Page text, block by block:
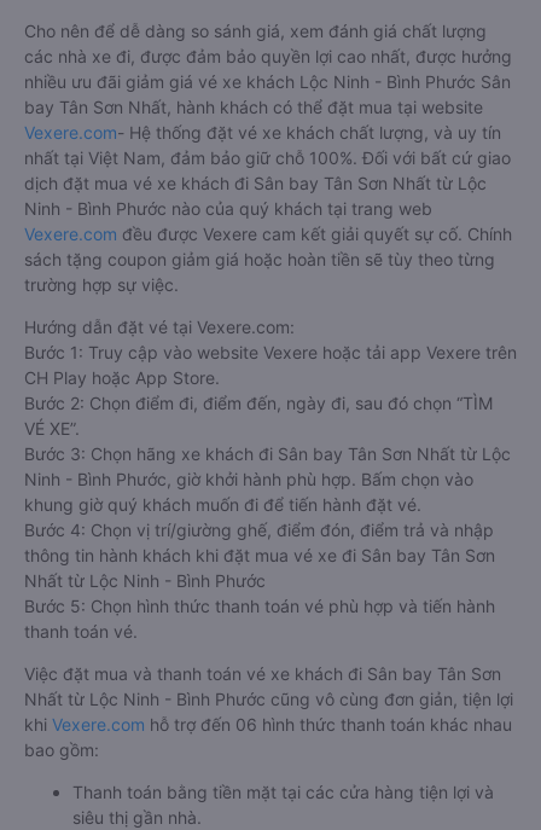
Cho nên để dễ dàng so sánh giá, xem đánh giá chất lượng
các nhà xe đi, được đảm bảo quyền lợi cao nhất, được hưởng
nhiều ưu đãi giảm giá vé xe khách Lộc Ninh - Bình Phước Sân
bay Tân Sơn Nhất, hành khách có thể đặt mua tại website
Vexere.com- Hệ thống đặt vé xe khách chất lượng, và uy tín
nhất tại Việt Nam, đảm bảo giữ chỗ 100%. Đối với bất cứ giao
dịch đặt mua vé xe khách đi Sân bay Tân Sơn Nhất từ Lộc
Ninh - Bình Phước nào của quý khách tại trang web
Vexere.com đều được Vexere cam kết giải quyết sự cố. Chính
sách tặng coupon giảm giá hoặc hoàn tiền sẽ tùy theo từng
trường hợp sự việc.
Hướng dẫn đặt vé tại Vexere.com:
Bước 1: Truy cập vào website Vexere hoặc tải app Vexere trên
CH Play hoặc App Store.
Bước 2: Chọn điểm đi, điểm đến, ngày đi, sau đó chọn “TÌM
VÉ XE”.
Bước 3: Chọn hãng xe khách đi Sân bay Tân Sơn Nhất từ Lộc
Ninh - Bình Phước, giờ khởi hành phù hợp. Bấm chọn vào
khung giờ quý khách muốn đi để tiến hành đặt vé.
Bước 4: Chọn vị trí/giường ghế, điểm đón, điểm trả và nhập
thông tin hành khách khi đặt mua vé xe đi Sân bay Tân Sơn
Nhất từ Lộc Ninh - Bình Phước
Bước 5: Chọn hình thức thanh toán vé phù hợp và tiến hành
thanh toán vé.
Việc đặt mua và thanh toán vé xe khách đi Sân bay Tân Sơn
Nhất từ Lộc Ninh - Bình Phước cũng vô cùng đơn giản, tiện lợi
khi Vexere.com hỗ trợ đến 06 hình thức thanh toán khác nhau
bao gồm:
Thanh toán bằng tiền mặt tại các cửa hàng tiện lợi và
siêu thị gần nhà.